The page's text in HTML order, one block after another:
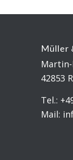
Müller
42853
Tel.:
Mail: